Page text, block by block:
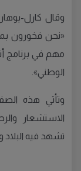
وقال كارل-
«نحن فخورون
مهم في برنامج
الوطني».
وتأتي هذه
الاستشعار
تشهد فيه البلاد